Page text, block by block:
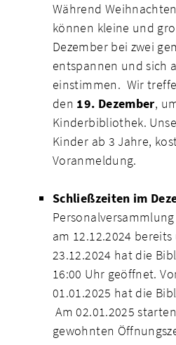
Während
können kleine und
Dezember bei zwei
entspannen und sich
einstimmen. Wir
den 19. Dezember,
Kinderbibliothek.
Kinder ab 3 Jahre,
Voranmeldung.
Schließzeiten im
am 12.12.2024 bereits
23.12.2024 hat die
16:00 Uhr geöffnet.
01.01.2025 hat die
Am 02.01.2025
gewohnten